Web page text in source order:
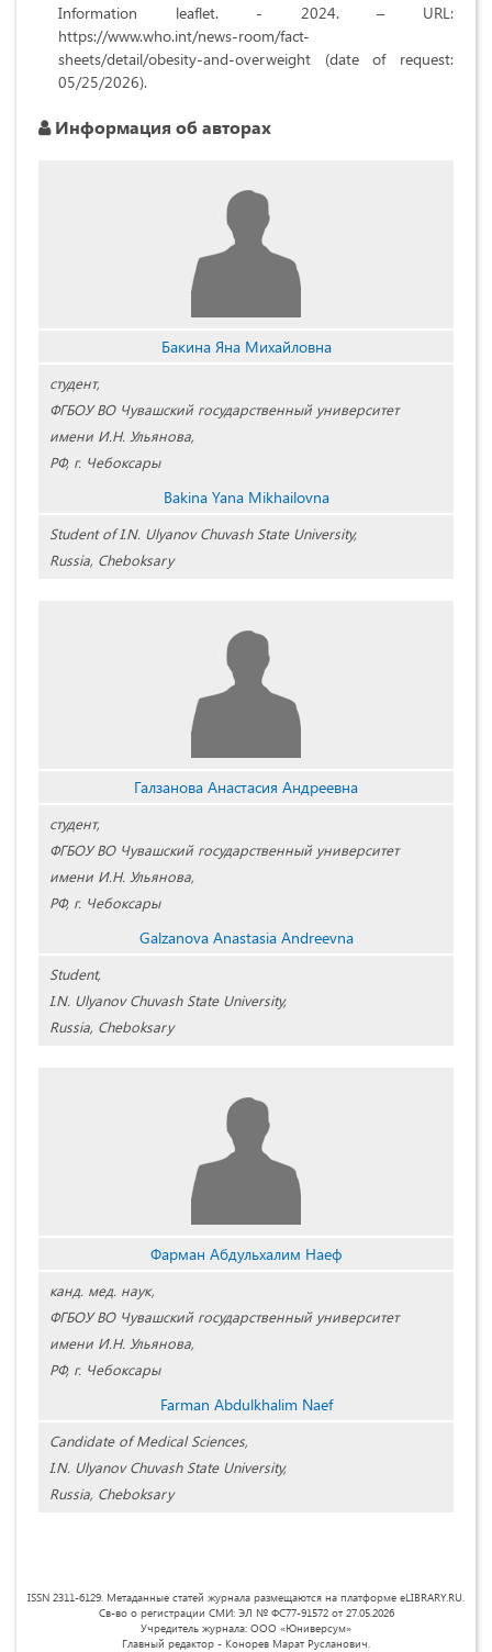
Information leaflet. - 2024. – URL:
https://www.who.int/news-room/fact-
sheets/detail/obesity-and-overweight (date of request:
05/25/2026).
Информация об авторах
Бакина Яна Михайловна
студент,
ФГБОУ ВО Чувашский государственный университет
имени И.Н. Ульянова,
РФ, г. Чебоксары
Bakina Yana Mikhailovna
Student of I.N. Ulyanov Chuvash State University,
Russia, Cheboksary
Галзанова Анастасия Андреевна
студент,
ФГБОУ ВО Чувашский государственный университет
имени И.Н. Ульянова,
РФ, г. Чебоксары
Galzanova Anastasia Andreevna
Student,
I.N. Ulyanov Chuvash State University,
Russia, Cheboksary
Фарман Абдульхалим Наеф
канд. мед. наук,
ФГБОУ ВО Чувашский государственный университет
имени И.Н. Ульянова,
РФ, г. Чебоксары
Farman Abdulkhalim Naef
Candidate of Medical Sciences,
I.N. Ulyanov Chuvash State University,
Russia, Cheboksary
ISSN 2311-6129. Метаданные статей журнала размещаются на платформе eLIBRARY.RU.
Св-во о регистрации СМИ: ЭЛ № ФС77-91572 от 27.05.2026
Учредитель журнала: ООО «Юниверсум»
Главный редактор - Конорев Марат Русланович.